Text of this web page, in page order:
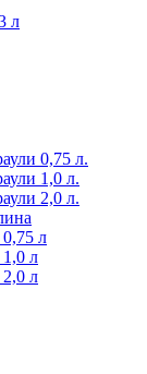
л
0,75 л.
1,0 л.
2,0 л.
л
1,0 л
2,0 л